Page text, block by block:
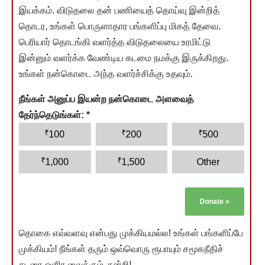
இயக்கம். விடுதலை தன் பணியைத் தொய்வு இன்றித்
தொடர, உங்கள் பொருளாதார பங்களிப்பு மிகத் தேவை.
பெரியார் தொடங்கி வளர்த்த விடுதலையை உரமிட்டு
இன்னும் வளர்க்க வேண்டிய கடமை நமக்கு இருக்கிறது.
உங்கள் நன்கொடை அந்த வளர்ச்சிக்கு உதவும்.
நீங்கள் அனுப்ப இயன்ற நன்கொடை அளவைத்
தேர்ந்தெடுங்கள்: *
₹100 ₹200 ₹500
₹1,000 ₹1,500 Other
Donate »
தொகை எவ்வளவு என்பது முக்கியமல்ல! உங்கள் பங்களிப்பே
முக்கியம்! நீங்கள் தரும் ஒவ்வொரு ரூபாயும் சமூகநீதிச்